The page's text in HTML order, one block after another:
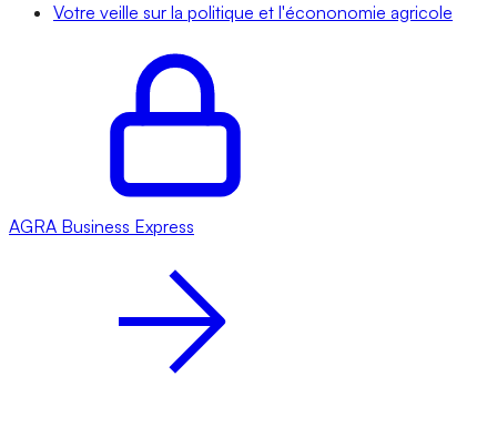
Votre veille sur la politique et l'écononomie agricole
AGRA Business Express